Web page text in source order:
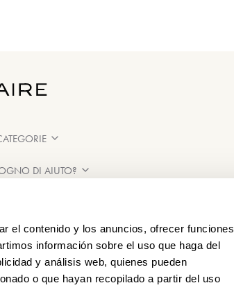
el contenido y los anuncios, ofrecer funciones
información sobre el uso que haga del
y análisis web, quienes pueden
o que hayan recopilado a partir del uso
DI AIUTO?